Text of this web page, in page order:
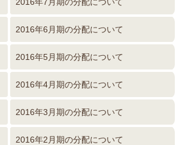
2016年6月期の分配について
2016年5月期の分配について
2016年4月期の分配について
2016年3月期の分配について
2016年2月期の分配について